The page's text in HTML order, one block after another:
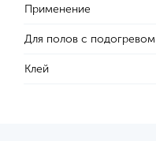
Применение
Для полов с подогревом
Клей